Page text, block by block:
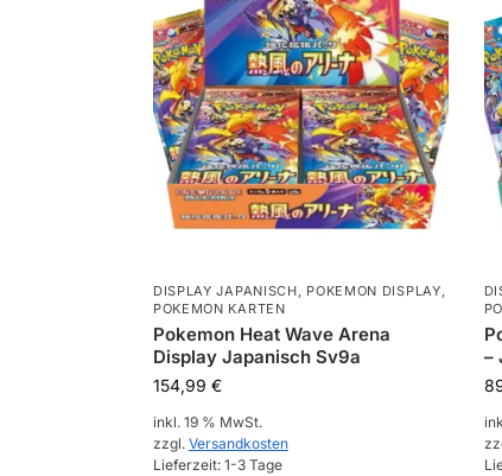
DISPLAY JAPANISCH, POKEMON DISPLAY,
POKEMON KARTEN
Pokemon Heat Wave Arena
Display Japanisch Sv9a
154,99 €
inkl. 19 % MwSt.
zzgl. Versandkosten
Lieferzeit: 1-3 Tage
–